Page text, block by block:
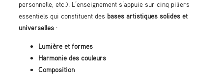
personnelle, etc.). L’enseignement s’appuie sur cinq piliers
essentiels qui constituent des bases artistiques solides et
universelles :
Lumière et formes
Harmonie des couleurs
Composition